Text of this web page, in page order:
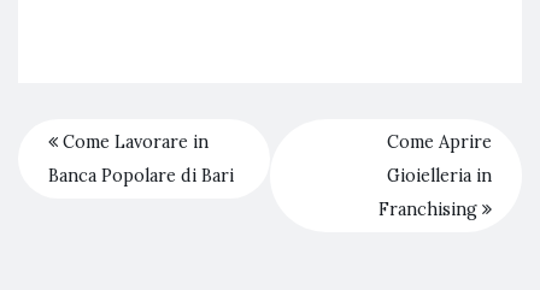
Come Lavorare in
Banca Popolare di Bari
Come Aprire
Gioielleria in
Franchising